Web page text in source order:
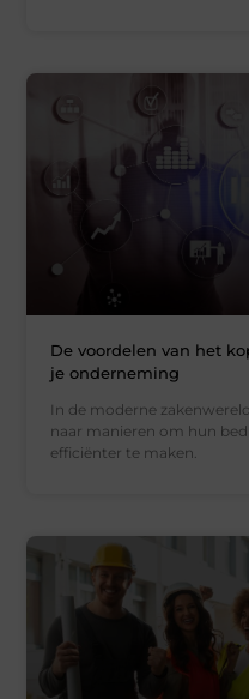
De voordelen van het
je onderneming
In de moderne
naar manieren om hun
efficiënter te maken.